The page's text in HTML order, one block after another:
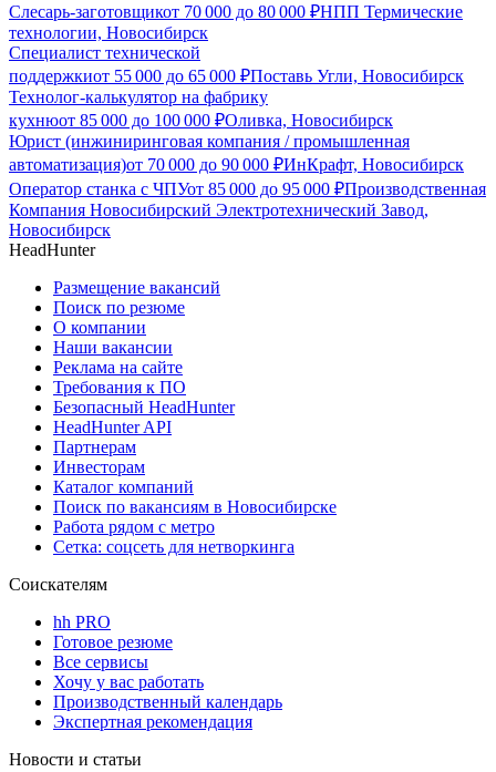
Слесарь-заготовщикот 70 000 до 80 000 ₽НПП Термические
технологии, Новосибирск
Специалист технической
поддержкиот 55 000 до 65 000 ₽Поставь Угли, Новосибирск
Технолог-калькулятор на фабрику
кухнюот 85 000 до 100 000 ₽Оливка, Новосибирск
Юрист (инжиниринговая компания / промышленная
автоматизация)от 70 000 до 90 000 ₽ИнКрафт, Новосибирск
Оператор станка с ЧПУот 85 000 до 95 000 ₽Производственная
Компания Новосибирский Электротехнический Завод,
Новосибирск
HeadHunter
Размещение вакансий
Поиск по резюме
О компании
Наши вакансии
Реклама на сайте
Требования к ПО
Безопасный HeadHunter
HeadHunter API
Партнерам
Инвесторам
Каталог компаний
Поиск по вакансиям в Новосибирске
Работа рядом с метро
Сетка: соцсеть для нетворкинга
Соискателям
hh PRO
Готовое резюме
Все сервисы
Хочу у вас работать
Производственный календарь
Экспертная рекомендация
Новости и статьи